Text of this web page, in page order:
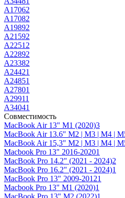
A17062
A17082
A19892
A21592
A2251 2
A22892
A23382
A24421
A24851
A27801
A29911
A34041
Совместимость
MacBook Air 13" M1 (2020)3
MacBook Air 13.6" M2 | M3 | M4 |
MacBook Air 15,3" M2 | M3 | M4 |
Macbook Pro 13" 2016-20201
MacBook Pro 14.2" (2021 - 2024)2
MacBook Pro 16.2" (2021 - 2024)1
MacBook Pro 13" 2009-20121
Macbook Pro 13" M1 (2020)1